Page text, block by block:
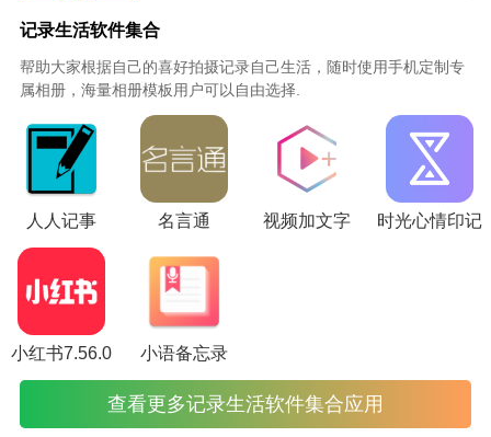
6、众多的常用工具统一管理，便于选择使用，让
便；
使用说明
1、下载并按照要求完成安装，允许软件使用全部
的手机权限
2、完成注册并登录，完善用户的个人信息即可开
始在线进行生活管理
3、查看资讯的信息，了解资讯的情况，并选择阅
读，资讯管理更方便
4、查看联系人的信息，知道联系人的情况，让你
的管理更方便
5、查看产品信息，知道产品的情况，让你的产品
记录生活软件集合
帮助大家根据自己的喜好拍摄记录自己生活，随时使用手机定制专
属相册，海量相册模板用户可以自由选择.
人人记事 名言通 视频加文字 时光心情印记
小红书7.56.0 小语备忘录
查看更多记录生活软件集合应用